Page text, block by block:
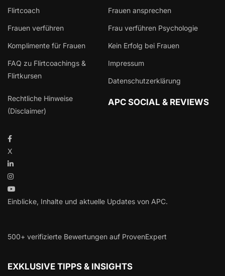
Flirtcoach Frauen ansprechen
Frauen verführen Frau verführen Psychologie
Komplimente für Frauen Kein Erfolg bei Frauen
FAQ zu Flirtcoachings &
Flirtkursen
Impressum
Datenschutzerklärung
Rechtliche Hinweise
(Disclaimer)
APC SOCIAL & REVIEWS
X
Einblicke, Inhalte und aktuelle Updates von APC.
500+ verifizierte Bewertungen auf ProvenExpert
EXKLUSIVE TIPPS & INSIGHTS